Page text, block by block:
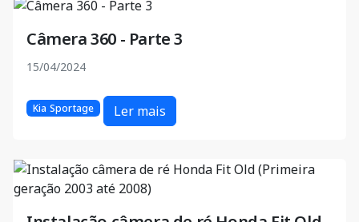
Câmera 360 - Parte 3
15/04/2024
Kia Sportage Ler mais